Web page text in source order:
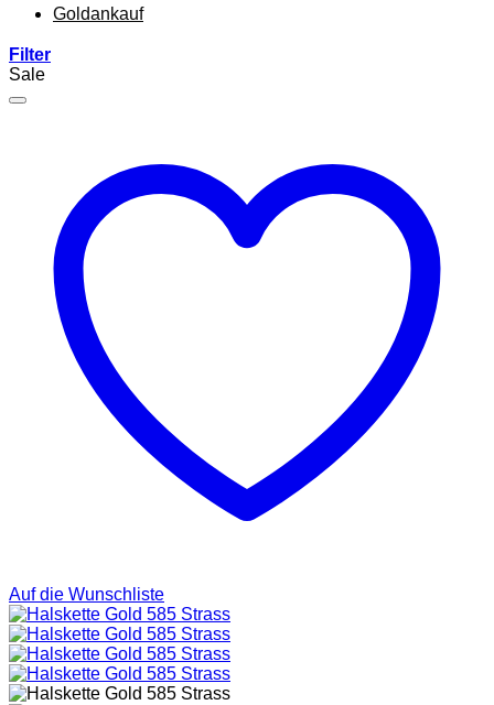
Goldankauf
Filter
Sale
Auf die Wunschliste